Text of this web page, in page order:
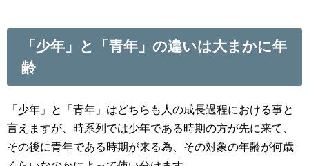
「少年」と「青年」の違いは大まかに年
齢
「少年」と「青年」はどちらも人の成長過程における事と
言えますが、時系列では少年である時期の方が先に来て、
その後に青年である時期が来る為、その対象の年齢が何歳